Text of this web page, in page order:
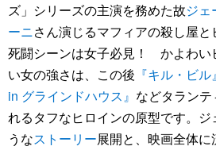
ズ」シリーズの主演を務めた故ジェ
ーニさん演じるマフィアの殺し屋
死闘シーンは女子必見！ かよわい
い女の強さは、この後 『キル・ビル』
in グラインドハウス』 などタラン
れるタフなヒロインの原型です。ジ
うなストーリー展開と、映画全体